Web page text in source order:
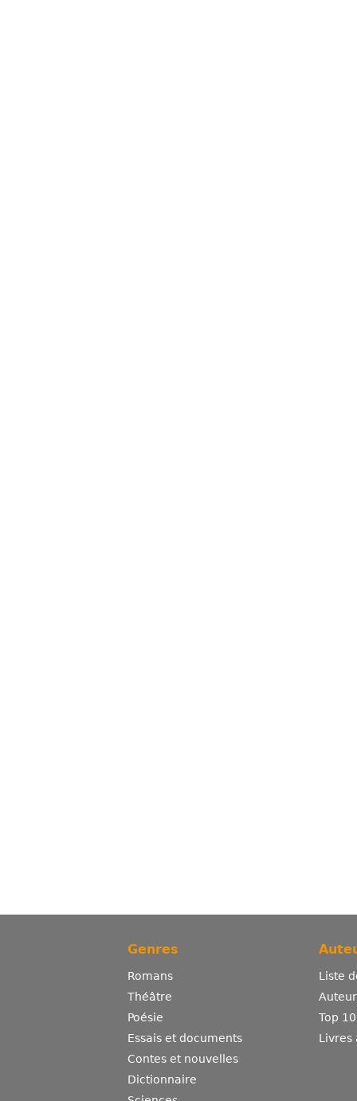
Genres
Romans
Théâtre
Poésie
Essais et documents
Contes et nouvelles
Dictionnaire
Liste
Top
Livres